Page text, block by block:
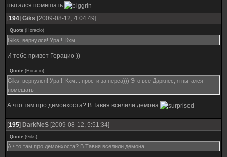
пытался помешать
[194] Giks [2009-08-12, 4:04:49]
Quote (Horacio)
Giks, вернулся! Ура!!! Кхм
И тебе привет Горацио ))
Quote (Horacio)
Giks, вернулся! Ура!!! Кхм... прости за перса))) Это все Даркнес, я пытался
помешать
А что там про демонхоста? В Тавия вселили демона
[195] DarkNeS [2009-08-12, 5:51:34]
Quote (Giks)
А что там про демонхоста? В Тавия вселили демона